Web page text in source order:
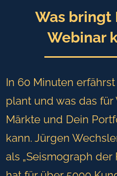
Was bringt
Webinar
In 60 Minuten erfährst
plant und was das für
Märkte und Dein
kann. Jürgen
als „Seismograph der